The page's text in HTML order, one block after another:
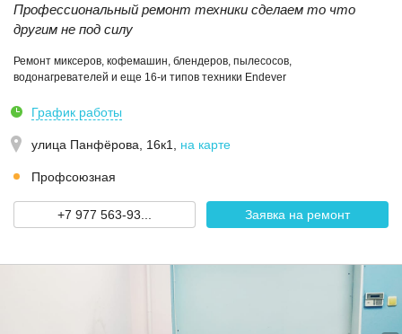
Профессиональный ремонт техники сделаем то что
другим не под силу
Ремонт миксеров, кофемашин, блендеров, пылесосов,
водонагревателей и еще 16-и типов техники Endever
График работы
улица Панфёрова, 16к1 на карте
Профсоюзная
+7 977 563-93... Заявка на ремонт